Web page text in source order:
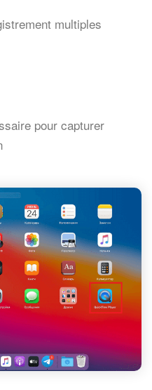
multiples
pour capturer